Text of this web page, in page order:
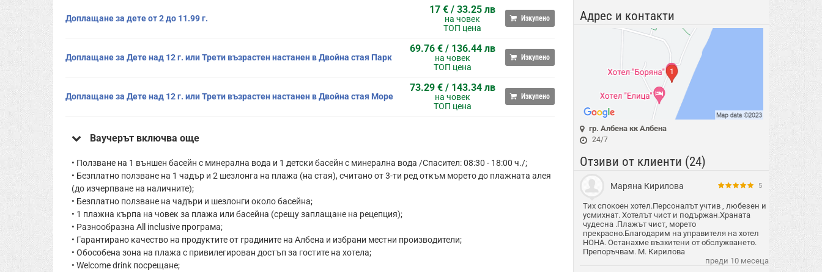
Доплащане за дете от 2 до 11.99 г.
17 € / 33.25 лв
на човек
ТОП цена
Изкупено
Доплащане за Дете над 12 г. или Трети възрастен настанен в Двойна стая Парк
69.76 € / 136.44 лв
на човек
ТОП цена
Изкупено
Доплащане за Дете над 12 г. или Трети възрастен настанен в Двойна стая Море
73.29 € / 143.34 лв
на човек
ТОП цена
Изкупено
Ваучерът включва още
• Ползване на 1 външен басейн с минерална вода и 1 детски басейн с минерална вода /Спасител: 08:30 - 18:00 ч./;
• Безплатно ползване на 1 чадър и 2 шезлонга на плажа (на стая), считано от 3-ти ред откъм морето до плажната алея
(до изчерпване на наличните);
• Безплатно ползване на чадъри и шезлонги около басейна;
• 1 плажна кърпа на човек за плажа или басейна (срещу заплащане на рецепция);
• Разнообразна All inclusive програма;
• Гарантирано качество на продуктите от градините на Албена и избрани местни производители;
• Обособена зона на плажа с привилегирован достъп за гостите на хотела;
• Welcome drink посрещане;
Адрес и контакти
гр. Албена кк Албена
24/7
Отзиви от клиенти (24)
Маряна Кирилова 5
Тих спокоен хотел.Персоналът учтив , любезен и
усмихнат. Хотелът чист и подържан.Храната
чудесна .Плажът чист, морето
прекрасно.Благодарим на управителя на хотел
НОНА. Останахме възхитени от обслужването.
Препоръчвам. М. Кирилова
преди 10 месеца